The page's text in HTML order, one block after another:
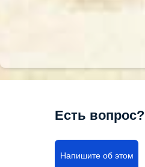
Есть вопрос?
Напишите об этом